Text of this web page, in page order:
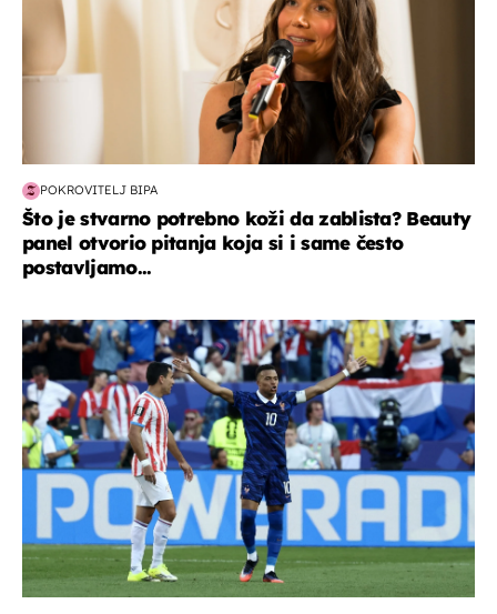
POKROVITELJ BIPA
Što je stvarno potrebno koži da zablista? Beauty
panel otvorio pitanja koja si i same često
postavljamo...
svjetsko prvenstvo 2026